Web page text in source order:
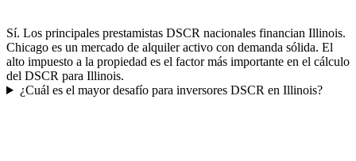
Sí. Los principales prestamistas DSCR nacionales financian Illinois.
Chicago es un mercado de alquiler activo con demanda sólida. El
alto impuesto a la propiedad es el factor más importante en el cálculo
del DSCR para Illinois.
¿Cuál es el mayor desafío para inversores DSCR en Illinois?